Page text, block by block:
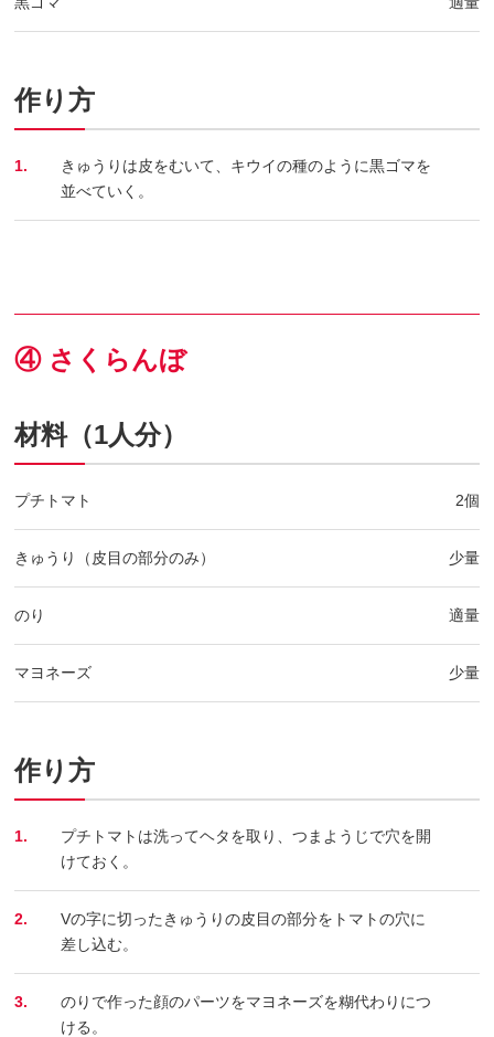
作り方
1.
きゅうりは皮をむいて、キウイの種のように黒ゴマを
並べていく。
④ さくらんぼ
材料（1人分）
プチトマト 2個
きゅうり（皮目の部分のみ） 少量
のり 適量
マヨネーズ 少量
作り方
1.
プチトマトは洗ってヘタを取り、つまようじで穴を開
けておく。
2.
Vの字に切ったきゅうりの皮目の部分をトマトの穴に
差し込む。
3.
のりで作った顔のパーツをマヨネーズを糊代わりにつ
ける。